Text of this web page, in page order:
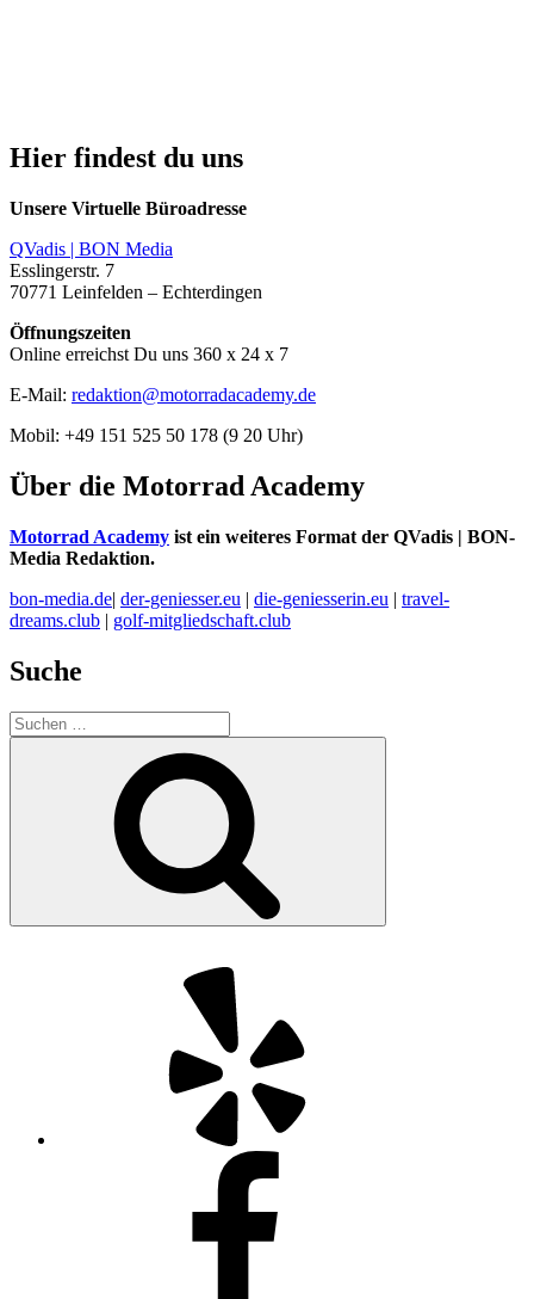
Hier findest du uns
Unsere Virtuelle Büroadresse
QVadis | BON Media
Esslingerstr. 7
70771 Leinfelden – Echterdingen
Öffnungszeiten
Online erreichst Du uns 360 x 24 x 7
E-Mail: redaktion@motorradacademy.de
Mobil: +49 151 525 50 178 (9 20 Uhr)
Über die Motorrad Academy
Motorrad Academy ist ein weiteres Format der QVadis | BON-
Media Redaktion.
bon-media.de| der-geniesser.eu | die-geniesserin.eu | travel-
dreams.club | golf-mitgliedschaft.club
Suche
Suchen
nach: